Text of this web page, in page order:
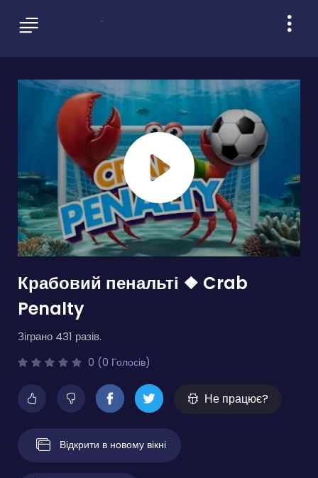
Крабовий пенальті ❖ Crab
Penalty
Зіграно 431 разів.
0 (0 Голосів)
Не працює?
Відкрити в новому вікні